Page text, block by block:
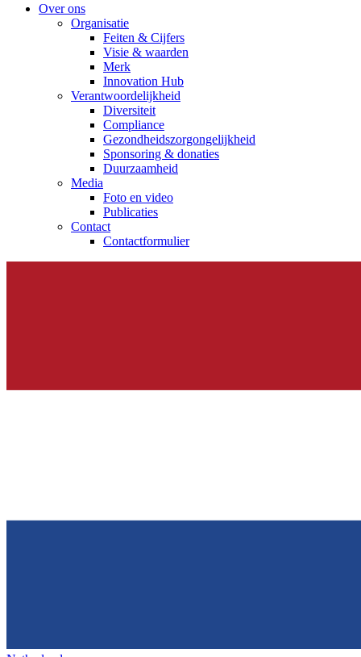
Over ons
Organisatie
Feiten & Cijfers
Visie & waarden
Merk
Innovation Hub
Verantwoordelijkheid
Diversiteit
Compliance
Gezondheidszorgongelijkheid​
Sponsoring & donaties
Duurzaamheid
Media
Foto en video
Publicaties
Contact
Contactformulier